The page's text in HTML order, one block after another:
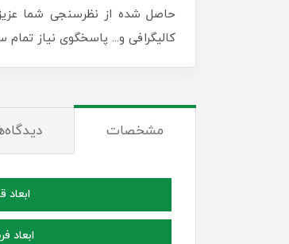
حاصل شده از نظرسنجی شما
کالیگرافی و... پاسخگوی نیاز
مشخصات
ابعاد
ابعاد